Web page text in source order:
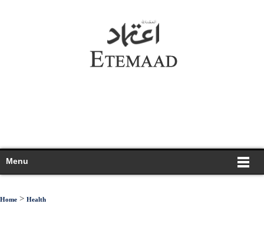
Menu
Home > Health